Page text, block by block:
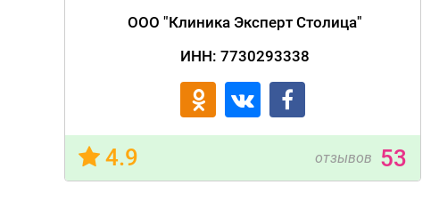
ООО "Клиника Эксперт Столица"
ИНН: 7730293338
4.9 отзывов 53